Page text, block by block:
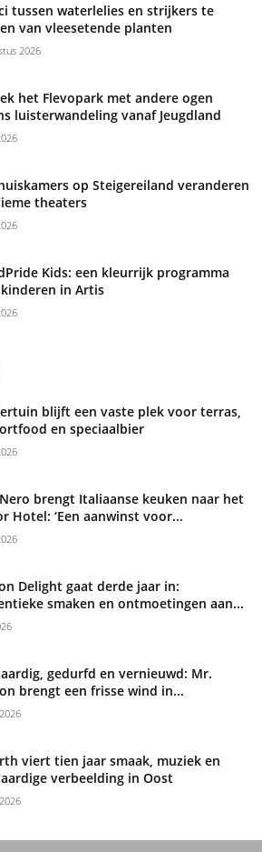
tussen waterlelies en strijkers te
van vleesetende planten
2026
het Flevopark met andere ogen
luisterwandeling vanaf Jeugdland
op Steigereiland veranderen
theaters
Kids: een kleurrijk programma
in Artis
blijft een vaste plek voor terras,
en speciaalbier
brengt Italiaanse keuken naar het
Hotel: ‘Een aanwinst voor...
Delight gaat derde jaar in:
smaken en ontmoetingen aan...
gedurfd en vernieuwd: Mr.
brengt een frisse wind in...
viert tien jaar smaak, muziek en
verbeelding in Oost